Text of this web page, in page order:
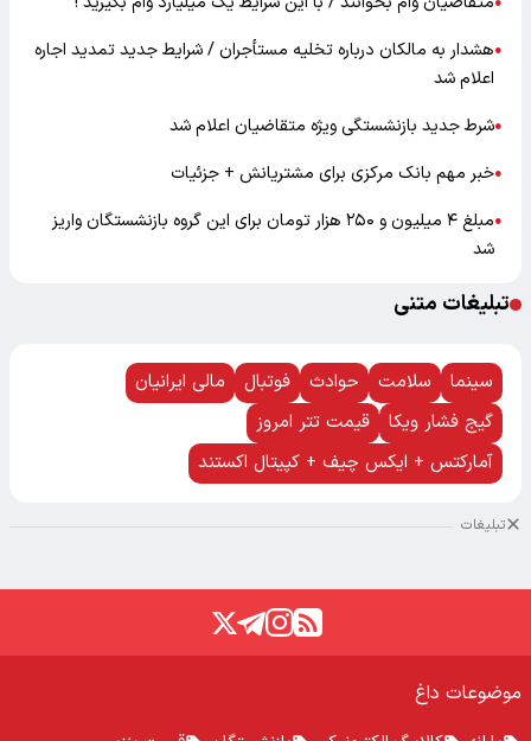
●هشدار به مالکان درباره تخلیه مستأجران / شرایط جدید تمدید اجاره
اعلام شد
●شرط جدید بازنشستگی ویژه متقاضیان اعلام شد
●خبر مهم بانک مرکزی برای مشتریانش + جزئیات
●
مبلغ ۴ میلیون و ۲۵۰ هزار تومان برای این گروه بازنشستگان واریز
شد
تبلیغات متنی
سینما سلامت حوادث فوتبال
مالی ایرانیان
گیج فشار ویکا
قیمت تتر امروز
آمارکتس + ایکس چیف + کپیتال اکستند
تبلیغات
موضوعات داغ